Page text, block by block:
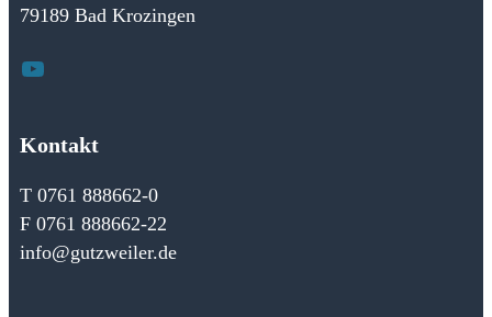
79189 Bad Krozingen
YouTube
Kontakt
T 0761 888662-0
F 0761 888662-22
info@gutzweiler.de